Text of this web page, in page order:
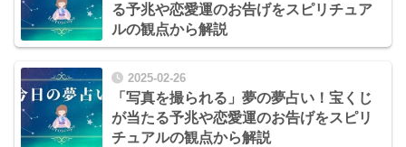
る予兆や恋愛運のお告げをスピリチュア
ルの観点から解説
2025-02-26
「写真を撮られる」夢の夢占い！宝くじ
が当たる予兆や恋愛運のお告げをスピリ
チュアルの観点から解説